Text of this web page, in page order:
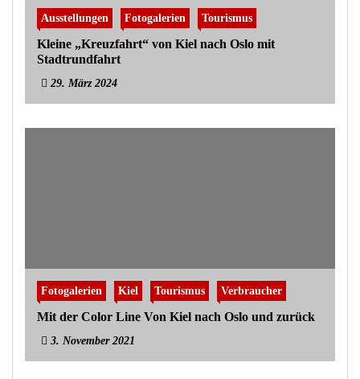
Ausstellungen Fotogalerien Tourismus
Kleine „Kreuzfahrt“ von Kiel nach Oslo mit
Stadtrundfahrt
29. März 2024
Fotogalerien Kiel Tourismus Verbraucher
Mit der Color Line Von Kiel nach Oslo und zurück
3. November 2021